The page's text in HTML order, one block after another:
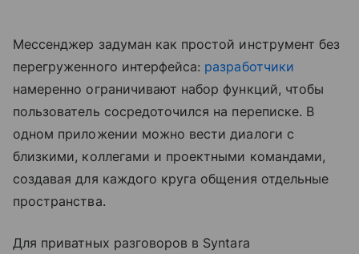
Мессенджер задуман как простой инструмент без
перегруженного интерфейса: разработчики
намеренно ограничивают набор функций, чтобы
пользователь сосредоточился на переписке. В
одном приложении можно вести диалоги с
близкими, коллегами и проектными командами,
создавая для каждого круга общения отдельные
пространства.
Для приватных разговоров в Syntara